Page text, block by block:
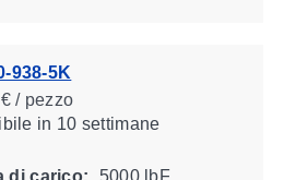
938-5K
/ pezzo
in 10 settimane
di carico: 5000 lbF